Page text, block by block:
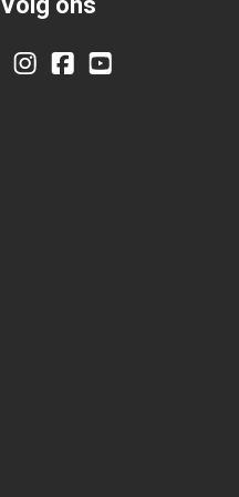
Instagram
FacebookYouTube